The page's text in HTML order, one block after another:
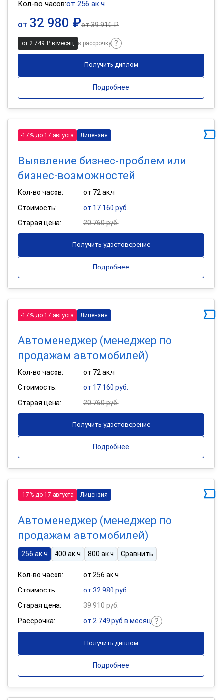
Кол-во часов:от 256 ак.ч
от 32 980 ₽от39 910 ₽
от 2 749 ₽ в месяц в рассрочку
Получить диплом
Подробнее
-17% до 17 августа Лицензия
Выявление бизнес-проблем или
бизнес-возможностей
Кол-во часов:
от 72 ак.ч
Стоимость:
от 17 160 руб.
Старая цена:
20 760 руб.
Получить удостоверение
Подробнее
-17% до 17 августа Лицензия
Автоменеджер (менеджер по
продажам автомобилей)
Кол-во часов:
от 72 ак.ч
Стоимость:
от 17 160 руб.
Старая цена:
20 760 руб.
Получить удостоверение
Подробнее
-17% до 17 августа Лицензия
Автоменеджер (менеджер по
продажам автомобилей)
256 ак.ч 400 ак.ч 800 ак.ч Сравнить
Кол-во часов:
от 256 ак.ч
Стоимость:
от 32 980 руб.
Старая цена:
39 910 руб.
Рассрочка:
от 2 749 руб в месяц
Получить диплом
Подробнее